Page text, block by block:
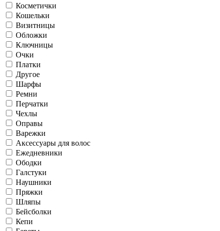
Косметички
Кошельки
Визитницы
Обложки
Ключницы
Очки
Платки
Другое
Шарфы
Ремни
Перчатки
Чехлы
Оправы
Варежки
Аксессуары для волос
Ежедневники
Ободки
Галстуки
Наушники
Пряжки
Шляпы
Бейсболки
Кепи